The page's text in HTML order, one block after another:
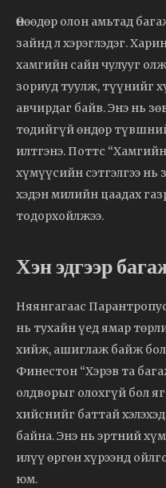
Өнөөдөр олон амьтад
зайнд л хэрэглэдэг.
хамгийн сайн чулууг
зориуд туулж, түүнийг
авчирдаг байв. Энэ нь
төдийгүй өндөр
илтгэнэ. Поттс
хүмүүсийн сэтгэлгээ нь
хэдэн милийн цаадах
тодорхойлжээ.
Хэн эдгээр
Няянгагаас
нь тухайн үед ямар
хийж, ашиглаж байж
Финестон “Хэрэв та
олдворыг олохгүй бол
хийснийг баттай
байна. Энэ нь эртний
илүү өргөн хүрээнд
юм.